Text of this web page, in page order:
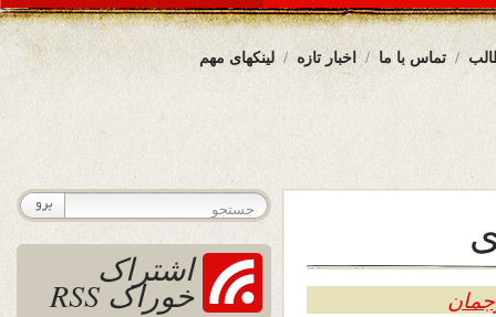
لینکهای مهم اخبار تازه تماس با ما
اشتراک
خوراک RSS